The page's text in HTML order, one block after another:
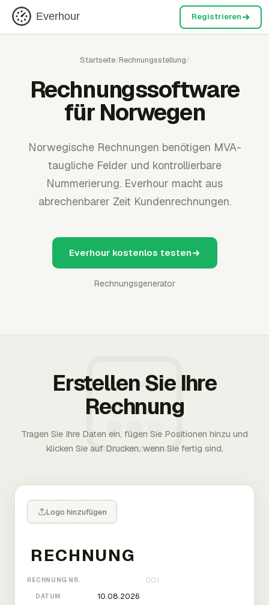
Everhour Registrieren
Startseite/Rechnungsstellung/
Rechnungssoftware
für Norwegen
Norwegische Rechnungen benötigen MVA-
taugliche Felder und kontrollierbare
Nummerierung. Everhour macht aus
abrechenbarer Zeit Kundenrechnungen.
Everhour kostenlos testen
Rechnungsgenerator
Erstellen Sie Ihre
Rechnung
Tragen Sie Ihre Daten ein, fügen Sie Positionen hinzu und
klicken Sie auf Drucken, wenn Sie fertig sind.
Logo hinzufügen
RECHNUNG NR.
DATUM